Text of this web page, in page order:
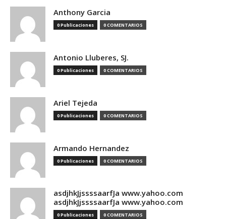
Anthony Garcia
0 Publicaciones 0 COMENTARIOS
Antonio Lluberes, SJ.
0 Publicaciones 0 COMENTARIOS
Ariel Tejeda
0 Publicaciones 0 COMENTARIOS
Armando Hernandez
0 Publicaciones 0 COMENTARIOS
asdjhkJjssssaarfJa www.yahoo.com
asdjhkJjssssaarfJa www.yahoo.com
0 Publicaciones 0 COMENTARIOS